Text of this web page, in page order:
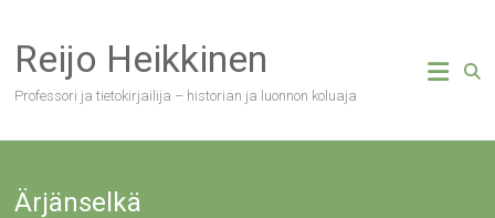
content
Reijo Heikkinen
Professori ja tietokirjailija – historian ja luonnon koluaja
Ärjänselkä